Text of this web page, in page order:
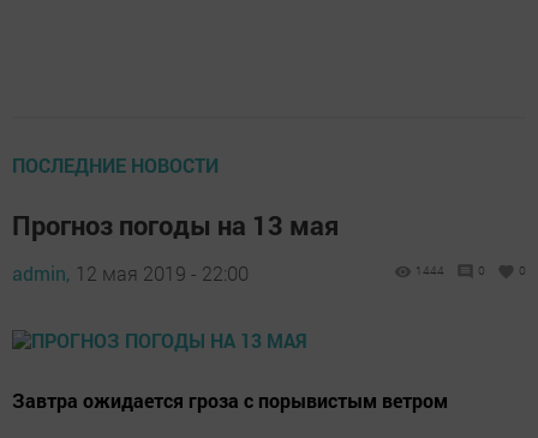
ПОСЛЕДНИЕ НОВОСТИ
Прогноз погоды на 13 мая
admin, 12 мая 2019 - 22:00 1444 0 0
Завтра ожидается гроза с порывистым ветром